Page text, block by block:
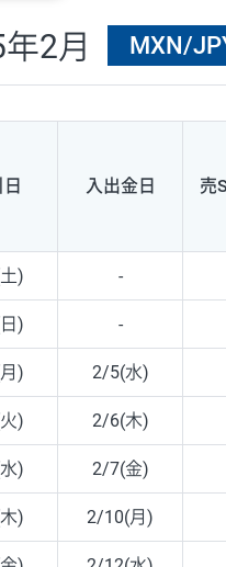
2月 MXN/
入出金日 売
) -
) -
) 2/5(水)
) 2/6(木)
) 2/7(金)
) 2/10(月)